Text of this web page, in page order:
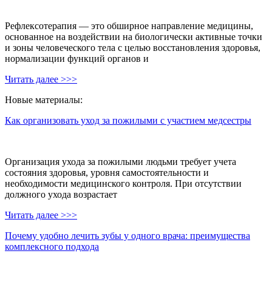
Рефлексотерапия — это обширное направление медицины,
основанное на воздействии на биологически активные точки
и зоны человеческого тела с целью восстановления здоровья,
нормализации функций органов и
Читать далее >>>
Новые материалы:
Как организовать уход за пожилыми с участием медсестры
Организация ухода за пожилыми людьми требует учета
состояния здоровья, уровня самостоятельности и
необходимости медицинского контроля. При отсутствии
должного ухода возрастает
Читать далее >>>
Почему удобно лечить зубы у одного врача: преимущества
комплексного подхода